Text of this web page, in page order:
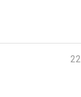
22